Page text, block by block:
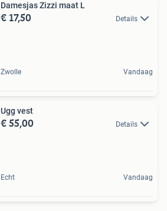
Damesjas Zizzi maat L
€ 17,50 Details
Zwolle Vandaag
Ugg vest
€ 55,00 Details
Echt Vandaag